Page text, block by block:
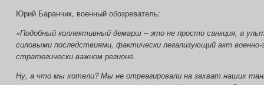
Юрий Баранчик, военный обозреватель:
«Подобный коллективный демарш – это не просто санкция, а
силовыми последствиями, фактически легализующий акт военно-
стратегически важном регионе.
Ну, а что мы хотели? Мы не отреагировали на захват наших